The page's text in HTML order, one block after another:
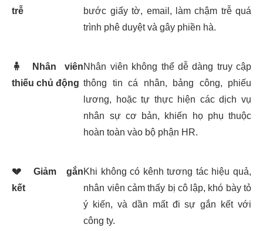
trễ
bước giấy tờ, email, làm chậm trễ quá
trình phê duyệt và gây phiền hà.
🧍
Nhân viên
thiếu chủ động
Nhân viên không thể dễ dàng truy cập
thông tin cá nhân, bảng công, phiếu
lương, hoặc tự thực hiện các dịch vụ
nhân sự cơ bản, khiến họ phụ thuộc
hoàn toàn vào bộ phận HR.
💔
Giảm gắn
kết
Khi không có kênh tương tác hiệu quả,
nhân viên cảm thấy bị cô lập, khó bày tỏ
ý kiến, và dần mất đi sự gắn kết với
công ty.